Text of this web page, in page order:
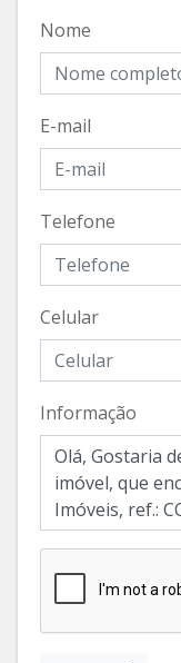
Nome
E-mail
Telefone
Celular
Informação